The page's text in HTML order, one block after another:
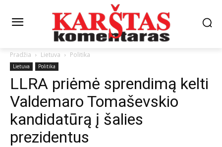
Pradžia Lietuva Politika
Lietuva Politika
LLRA priėmė sprendimą kelti
Valdemaro Tomaševskio
kandidatūrą į šalies
prezidentus